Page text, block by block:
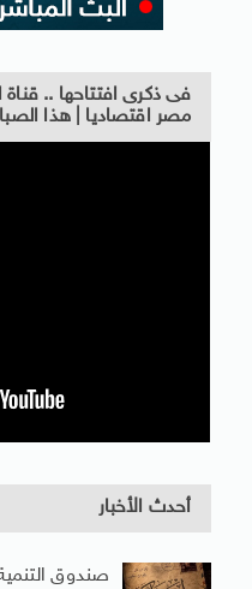
فى ذكرى افتتاحها ..
مصر اقتصاديا | هذا
أحدث الأخبار
صندوق